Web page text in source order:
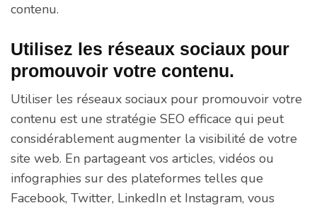
contenu.
Utilisez les réseaux sociaux pour
promouvoir votre contenu.
Utiliser les réseaux sociaux pour promouvoir votre
contenu est une stratégie SEO efficace qui peut
considérablement augmenter la visibilité de votre
site web. En partageant vos articles, vidéos ou
infographies sur des plateformes telles que
Facebook, Twitter, LinkedIn et Instagram, vous